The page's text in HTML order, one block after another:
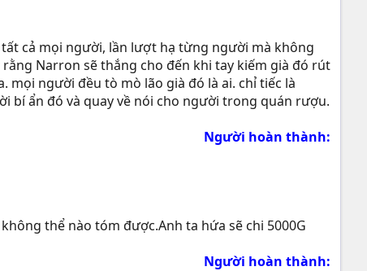
cả mọi người, lần lượt hạ từng người mà không
Narron sẽ thắng cho đến khi tay kiếm già đó rút
mọi người đều tò mò lão già đó là ai. chỉ tiếc là
bí ẩn đó và quay về nói cho người trong quán rượu.
Người hoàn thành:
thể nào tóm được.Anh ta hứa sẽ chi 5000G
Người hoàn thành: